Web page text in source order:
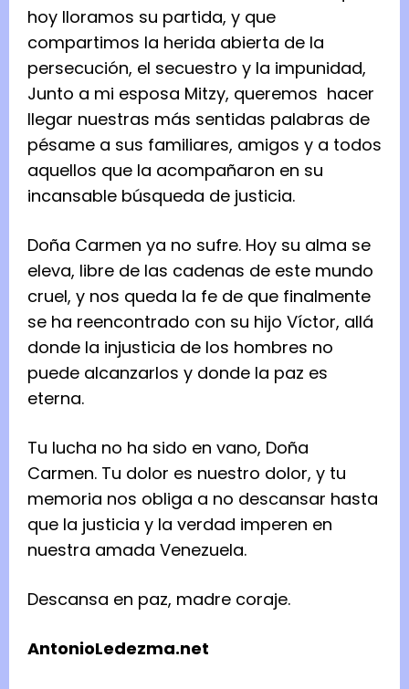
hoy lloramos su partida, y que
compartimos la herida abierta de la
persecución, el secuestro y la impunidad,
Junto a mi esposa Mitzy, queremos hacer
llegar nuestras más sentidas palabras de
pésame a sus familiares, amigos y a todos
aquellos que la acompañaron en su
incansable búsqueda de justicia.
Doña Carmen ya no sufre. Hoy su alma se
eleva, libre de las cadenas de este mundo
cruel, y nos queda la fe de que finalmente
se ha reencontrado con su hijo Víctor, allá
donde la injusticia de los hombres no
puede alcanzarlos y donde la paz es
eterna.
Tu lucha no ha sido en vano, Doña
Carmen. Tu dolor es nuestro dolor, y tu
memoria nos obliga a no descansar hasta
que la justicia y la verdad imperen en
nuestra amada Venezuela.
Descansa en paz, madre coraje.
AntonioLedezma.net